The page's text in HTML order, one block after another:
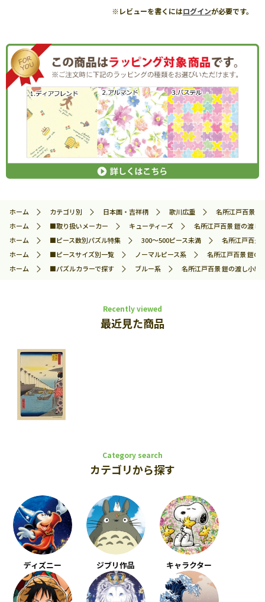
※レビューを書くにはログインが必要です。
ホーム カテゴリ別 日本画・吉祥柄 歌川広重
名所江戸百景
ホーム
■取り扱いメーカー キューティーズ
名所江戸百景 鎧の渡
ホーム
■ピース数別パズル特集 300～500ピース未満
名所江戸百
ホーム
■ピースサイズ別一覧 ノーマルピース系
名所江戸百景 鎧
ホーム
■パズルカラーで探す ブルー系 名所江戸百景 鎧の渡し小
Recently viewed
最近見た商品
Category search
カテゴリから探す
ディズニー ジブリ作品 キャラクター